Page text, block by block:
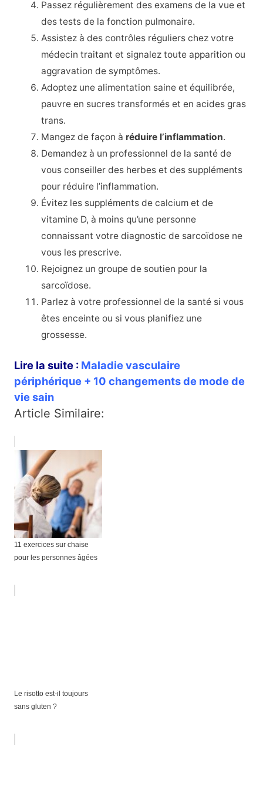
Passez régulièrement des examens de la vue et
des tests de la fonction pulmonaire.
Assistez à des contrôles réguliers chez votre
médecin traitant et signalez toute apparition ou
aggravation de symptômes.
Adoptez une alimentation saine et équilibrée,
pauvre en sucres transformés et en acides gras
trans.
Mangez de façon à réduire l’inflammation.
Demandez à un professionnel de la santé de
vous conseiller des herbes et des suppléments
pour réduire l’inflammation.
Évitez les suppléments de calcium et de
vitamine D, à moins qu’une personne
connaissant votre diagnostic de sarcoïdose ne
vous les prescrive.
Rejoignez un groupe de soutien pour la
sarcoïdose.
Parlez à votre professionnel de la santé si vous
êtes enceinte ou si vous planifiez une
grossesse.
Lire la suite : Maladie vasculaire
périphérique + 10 changements de mode de
vie sain
Article Similaire:
11 exercices sur chaise
pour les personnes âgées
Le risotto est-il toujours
sans gluten ?